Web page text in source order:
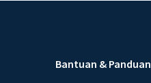
Bantuan & Panduan